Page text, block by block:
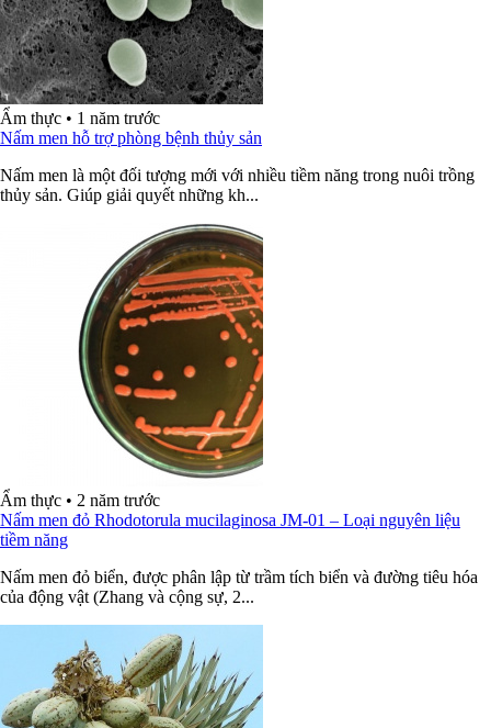
Ẩm thực • 1 năm trước
Nấm men hỗ trợ phòng bệnh thủy sản
Nấm men là một đối tượng mới với nhiều tiềm năng trong nuôi trồng
thủy sản. Giúp giải quyết những kh...
Ẩm thực • 2 năm trước
Nấm men đỏ Rhodotorula mucilaginosa JM-01 – Loại nguyên liệu
tiềm năng
Nấm men đỏ biển, được phân lập từ trầm tích biển và đường tiêu hóa
của động vật (Zhang và cộng sự, 2...